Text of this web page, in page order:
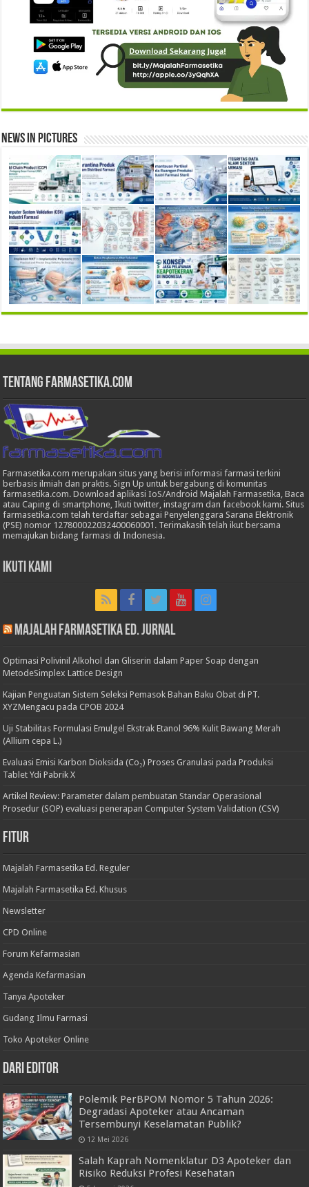
News in Pictures
Tentang Farmasetika.com
Farmasetika.com merupakan situs yang berisi informasi farmasi terkini
berbasis ilmiah dan praktis. Sign Up untuk bergabung di komunitas
farmasetika.com. Download aplikasi IoS/Android Majalah Farmasetika, Baca
atau Caping di smartphone, Ikuti twitter, instagram dan facebook kami. Situs
farmasetika.com telah terdaftar sebagai Penyelenggara Sarana Elektronik
(PSE) nomor 127800022032400060001. Terimakasih telah ikut bersama
memajukan bidang farmasi di Indonesia.
Ikuti Kami
Majalah Farmasetika Ed. Jurnal
Optimasi Polivinil Alkohol dan Gliserin dalam Paper Soap dengan
MetodeSimplex Lattice Design
Kajian Penguatan Sistem Seleksi Pemasok Bahan Baku Obat di PT.
XYZMengacu pada CPOB 2024
Uji Stabilitas Formulasi Emulgel Ekstrak Etanol 96% Kulit Bawang Merah
(Allium cepa L.)
Evaluasi Emisi Karbon Dioksida (Co₂) Proses Granulasi pada Produksi
Tablet Ydi Pabrik X
Artikel Review: Parameter dalam pembuatan Standar Operasional
Prosedur (SOP) evaluasi penerapan Computer System Validation (CSV)
Fitur
Majalah Farmasetika Ed. Reguler
Majalah Farmasetika Ed. Khusus
Newsletter
CPD Online
Forum Kefarmasian
Agenda Kefarmasian
Tanya Apoteker
Gudang Ilmu Farmasi
Toko Apoteker Online
Dari Editor
Polemik PerBPOM Nomor 5 Tahun 2026:
Degradasi Apoteker atau Ancaman
Tersembunyi Keselamatan Publik?
12 Mei 2026
Salah Kaprah Nomenklatur D3 Apoteker dan
Risiko Reduksi Profesi Kesehatan